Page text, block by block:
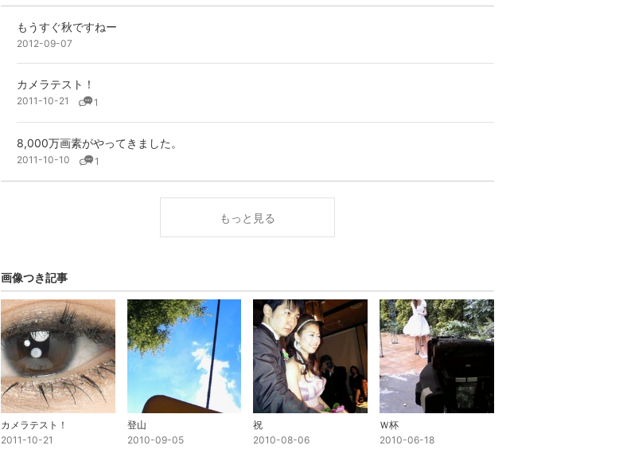
もうすぐ秋ですねー
2012-09-07
カメラテスト！
2011-10-21 1
8,000万画素がやってきました。
2011-10-10 1
もっと見る
画像つき記事
カメラテスト！
2011-10-21
登山
2010-09-05
祝
2010-08-06
Ｗ杯
2010-06-18